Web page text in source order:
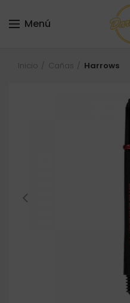
Menú
Inicio Cañas Harrows